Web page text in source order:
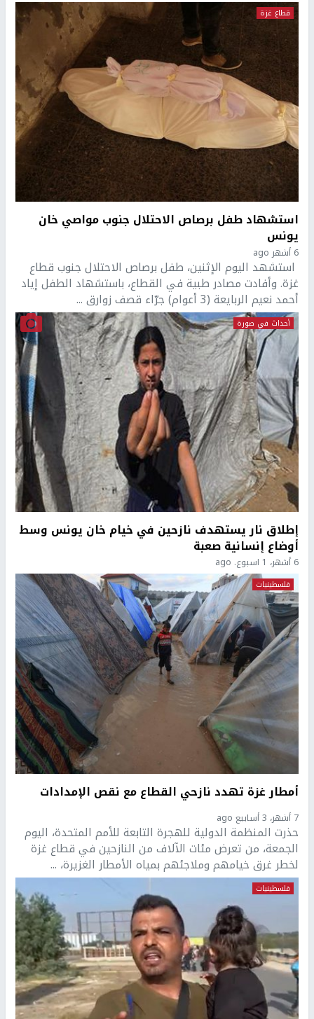
قطاع غزة
استشهاد طفل برصاص الاحتلال جنوب مواصي خان
يونس
6 أشهر ago
استشهد اليوم الإثنين، طفل برصاص الاحتلال جنوب قطاع
غزة. وأفادت مصادر طبية في القطاع، باستشهاد الطفل إياد
أحمد نعيم الربايعة (3 أعوام) جرّاء قصف زوارق ...
أحداث في صورة
إطلاق نار يستهدف نازحين في خيام خان يونس وسط
أوضاع إنسانية صعبة
6 أشهر، 1 اسبوع. ago
فلسطينيات
أمطار غزة تهدد نازحي القطاع مع نقص الإمدادات
7 أشهر، 3 أسابيع ago
حذرت المنظمة الدولية للهجرة التابعة للأمم المتحدة، اليوم
الجمعة، من تعرض مئات الآلاف من النازحين في قطاع غزة
لخطر غرق خيامهم وملاجئهم بمياه الأمطار الغزيرة، ...
فلسطينيات